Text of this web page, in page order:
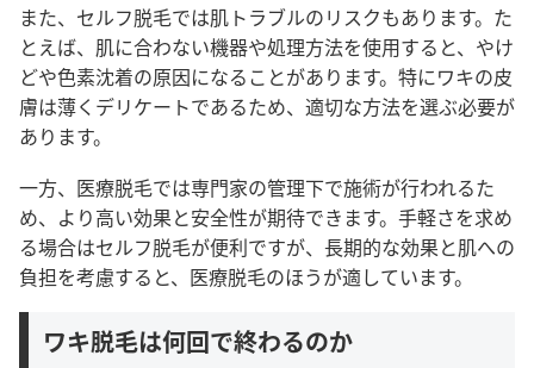
また、セルフ脱毛では肌トラブルのリスクもあります。た
とえば、肌に合わない機器や処理方法を使用すると、やけ
どや色素沈着の原因になることがあります。特にワキの皮
膚は薄くデリケートであるため、適切な方法を選ぶ必要が
あります。
一方、医療脱毛では専門家の管理下で施術が行われるた
め、より高い効果と安全性が期待できます。手軽さを求め
る場合はセルフ脱毛が便利ですが、長期的な効果と肌への
負担を考慮すると、医療脱毛のほうが適しています。
ワキ脱毛は何回で終わるのか